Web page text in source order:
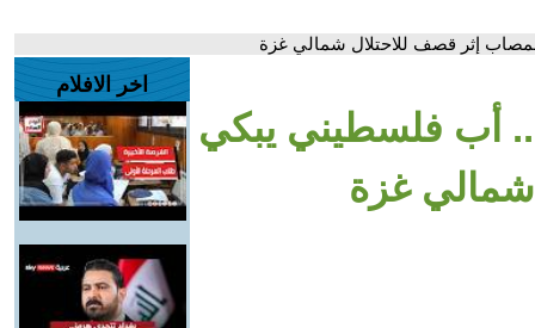
إثر قصف للاحتلال شمالي غزة
أب فلسطيني يبكي
شمالي غزة
اخر الافلام